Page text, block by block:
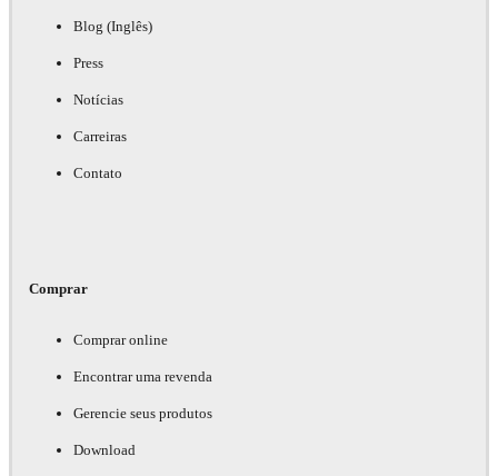
Blog (Inglês)
Press
Notícias
Carreiras
Contato
Comprar
Comprar online
Encontrar uma revenda
Gerencie seus produtos
Download